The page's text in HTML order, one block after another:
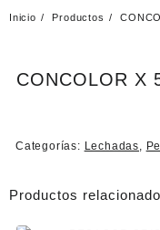
Inicio Productos
CONCOLOR X
Categorías: Lechadas,
Productos